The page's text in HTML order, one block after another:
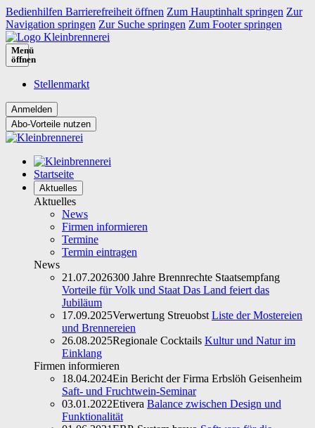
Bedienhilfen Barrierefreiheit öffnen Zum Hauptinhalt springen Zur
Navigation springen Zur Suche springen Zum Footer springen
Menü
öffnen
Stellenmarkt
Abo-Vorteile nutzen
Startseite
Aktuelles
Aktuelles
News
Firmen informieren
Termine
Termin eintragen
News
21.07.2026300 Jahre Brennrechte Staatsempfang
Vorteile für Volk und Staat Das Land feiert das
Jubiläum
17.09.2025Verwertung Streuobst Liste der Mostereien
und Brennereien
26.08.2025Regionale Cocktails Kultur und Natur im
Einklang
Firmen informieren
18.04.2024Ein Bericht der Firma Erbslöh Geisenheim
Saft- und Fruchtwein-Seminar
03.01.2022Etivera Balance zwischen Design und
Funktionalität